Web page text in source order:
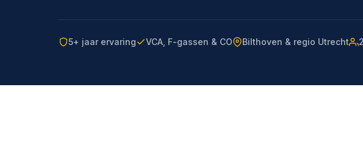
5+ jaar ervaring VCA, F-gassen & CO Bilthoven & regio Utrecht